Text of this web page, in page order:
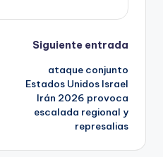
Siguiente entrada
ataque conjunto
Estados Unidos Israel
Irán 2026 provoca
escalada regional y
represalias